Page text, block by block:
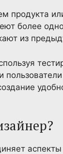
продукта
более
из